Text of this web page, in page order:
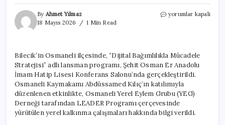
By Ahmet Yılmaz
18 Mayıs 2026
1 Min Read
Osmaneli’de
Strateji
Lansmanı
Düzenlendi
için
yorumlar kapalı
Bilecik’in Osmaneli ilçesinde, “Dijital Bağımlılıkla Mücadele
Stratejisi” adlı lansman programı, Şehit Osman Er Anadolu
İmam Hatip Lisesi Konferans Salonu’nda gerçekleştirildi.
Osmaneli Kaymakamı Abdüssamed Kılıç’ın katılımıyla
düzenlenen etkinlikte, Osmaneli Yerel Eylem Grubu (YEG)
Derneği tarafından LEADER Programı çerçevesinde
yürütülen yerel kalkınma çalışmaları hakkında bilgi verildi.